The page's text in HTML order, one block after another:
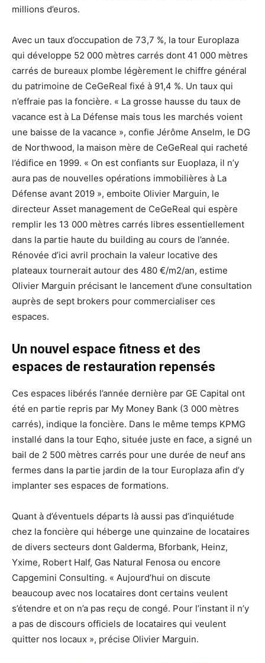
millions d’euros.
Avec un taux d’occupation de 73,7 %, la tour Europlaza
qui développe 52 000 mètres carrés dont 41 000 mètres
carrés de bureaux plombe légèrement le chiffre général
du patrimoine de CeGeReal fixé à 91,4 %. Un taux qui
n’effraie pas la foncière. « La grosse hausse du taux de
vacance est à La Défense mais tous les marchés voient
une baisse de la vacance », confie Jérôme Anselm, le DG
de Northwood, la maison mère de CeGeReal qui racheté
l’édifice en 1999. « On est confiants sur Euoplaza, il n’y
aura pas de nouvelles opérations immobilières à La
Défense avant 2019 », emboite Olivier Marguin, le
directeur Asset management de CeGeReal qui espère
remplir les 13 000 mètres carrés libres essentiellement
dans la partie haute du building au cours de l’année.
Rénovée d’ici avril prochain la valeur locative des
plateaux tournerait autour des 480 €/m2/an, estime
Olivier Marguin précisant le lancement d’une consultation
auprès de sept brokers pour commercialiser ces
espaces.
Un nouvel espace fitness et des
espaces de restauration repensés
Ces espaces libérés l’année dernière par GE Capital ont
été en partie repris par My Money Bank (3 000 mètres
carrés), indique la foncière. Dans le même temps KPMG
installé dans la tour Eqho, située juste en face, a signé un
bail de 2 500 mètres carrés pour une durée de neuf ans
fermes dans la partie jardin de la tour Europlaza afin d’y
implanter ses espaces de formations.
Quant à d’éventuels départs là aussi pas d’inquiétude
chez la foncière qui héberge une quinzaine de locataires
de divers secteurs dont Galderma, Bforbank, Heinz,
Yxime, Robert Half, Gas Natural Fenosa ou encore
Capgemini Consulting. « Aujourd’hui on discute
beaucoup avec nos locataires dont certains veulent
s’étendre et on n’a pas reçu de congé. Pour l’instant il n’y
a pas de discours officiels de locataires qui veulent
quitter nos locaux », précise Olivier Marguin.